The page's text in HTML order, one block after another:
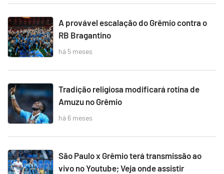
A provável escalação do Grêmio contra o
RB Bragantino
há 5 meses
Tradição religiosa modificará rotina de
Amuzu no Grêmio
há 6 meses
São Paulo x Grêmio terá transmissão ao
vivo no Youtube; Veja onde assistir